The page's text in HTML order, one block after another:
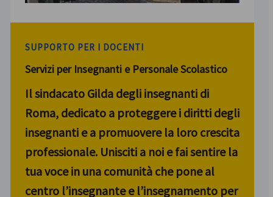
SUPPORTO PER I DOCENTI
Servizi per Insegnanti e Personale Scolastico
Il sindacato Gilda degli insegnanti di
Roma, dedicato a proteggere i diritti degli
insegnanti e a promuovere la loro crescita
professionale. Unisciti a noi e fai sentire la
tua voce in una comunità che pone al
centro l’insegnante e l’insegnamento per